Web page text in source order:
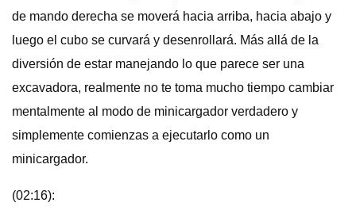
de mando derecha se moverá hacia arriba, hacia abajo y
luego el cubo se curvará y desenrollará. Más allá de la
diversión de estar manejando lo que parece ser una
excavadora, realmente no te toma mucho tiempo cambiar
mentalmente al modo de minicargador verdadero y
simplemente comienzas a ejecutarlo como un
minicargador.
(02:16):